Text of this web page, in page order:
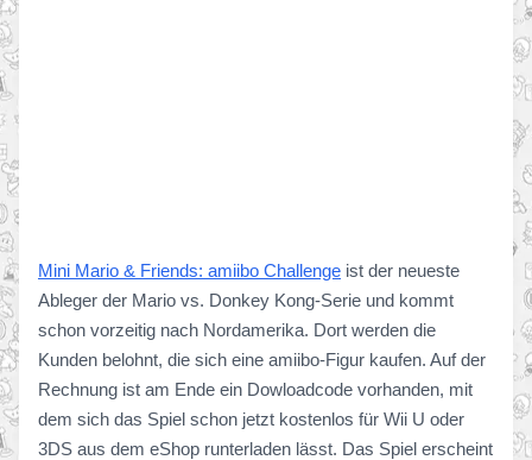
Mini Mario & Friends: amiibo Challenge ist der neueste
Ableger der Mario vs. Donkey Kong-Serie und kommt
schon vorzeitig nach Nordamerika. Dort werden die
Kunden belohnt, die sich eine amiibo-Figur kaufen. Auf der
Rechnung ist am Ende ein Dowloadcode vorhanden, mit
dem sich das Spiel schon jetzt kostenlos für Wii U oder
3DS aus dem eShop runterladen lässt. Das Spiel erscheint